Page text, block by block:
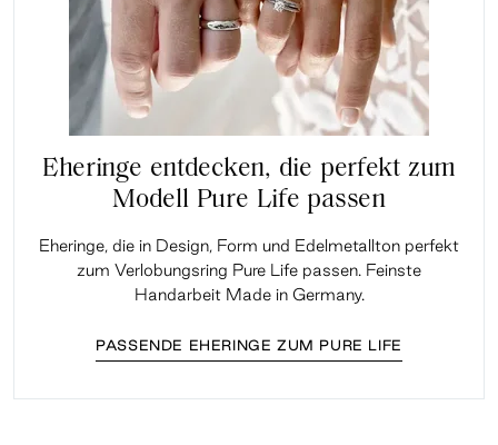
Eheringe entdecken, die perfekt zum
Modell Pure Life passen
Eheringe, die in Design, Form und Edelmetallton perfekt
zum Verlobungsring Pure Life passen. Feinste
Handarbeit Made in Germany.
PASSENDE EHERINGE ZUM PURE LIFE